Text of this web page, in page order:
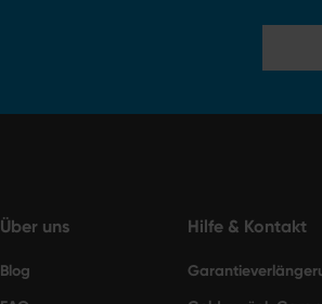
Über uns
Blog
Hilfe & Kontakt